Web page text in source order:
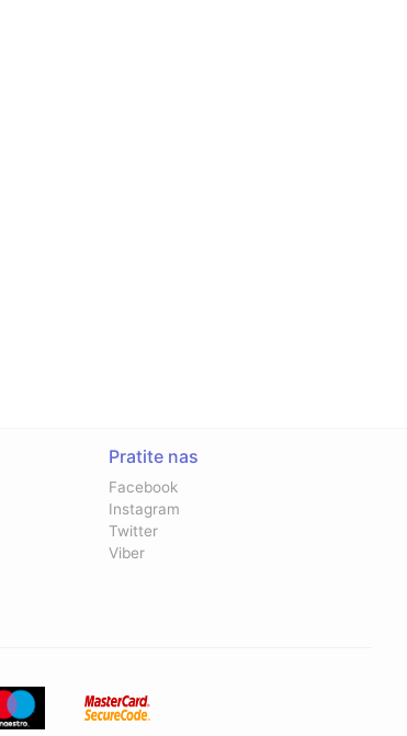
Pratite nas
Facebook
Instagram
Twitter
Viber